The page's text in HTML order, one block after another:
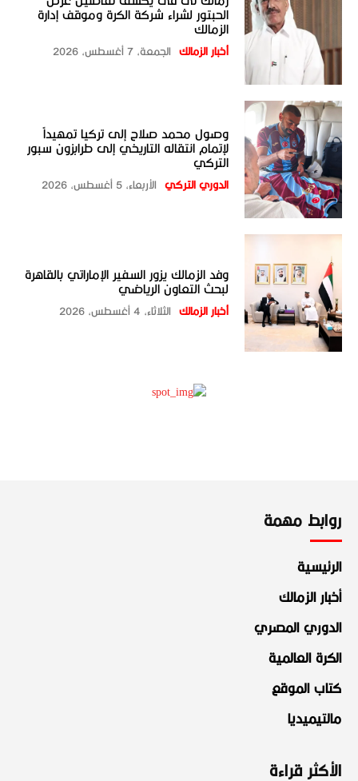
الحبتور لشراء شركة الكرة وموقف إدارة
الزمالك
أخبار الزمالك الجمعة، 7 أغسطس، 2026
وصول محمد صلاح إلى تركيا تمهيداً
لإتمام انتقاله التاريخي إلى طرابزون سبور
التركي
الدوري التركي الأربعاء، 5 أغسطس، 2026
وفد الزمالك يزور السفير الإماراتي بالقاهرة
لبحث التعاون الرياضي
أخبار الزمالك الثلاثاء، 4 أغسطس، 2026
روابط مهمة
الرئيسية
أخبار الزمالك
الدوري المصري
الكرة العالمية
كتاب الموقع
مالتيميديا
الأكثر قراءة